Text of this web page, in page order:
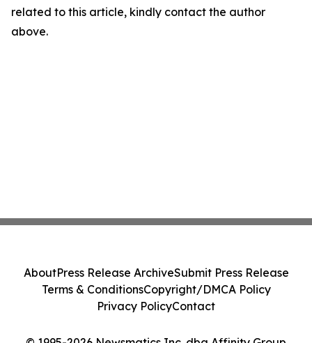
related to this article, kindly contact the author
above.
AboutPress Release ArchiveSubmit Press Release
Terms & ConditionsCopyright/DMCA Policy
Privacy PolicyContact